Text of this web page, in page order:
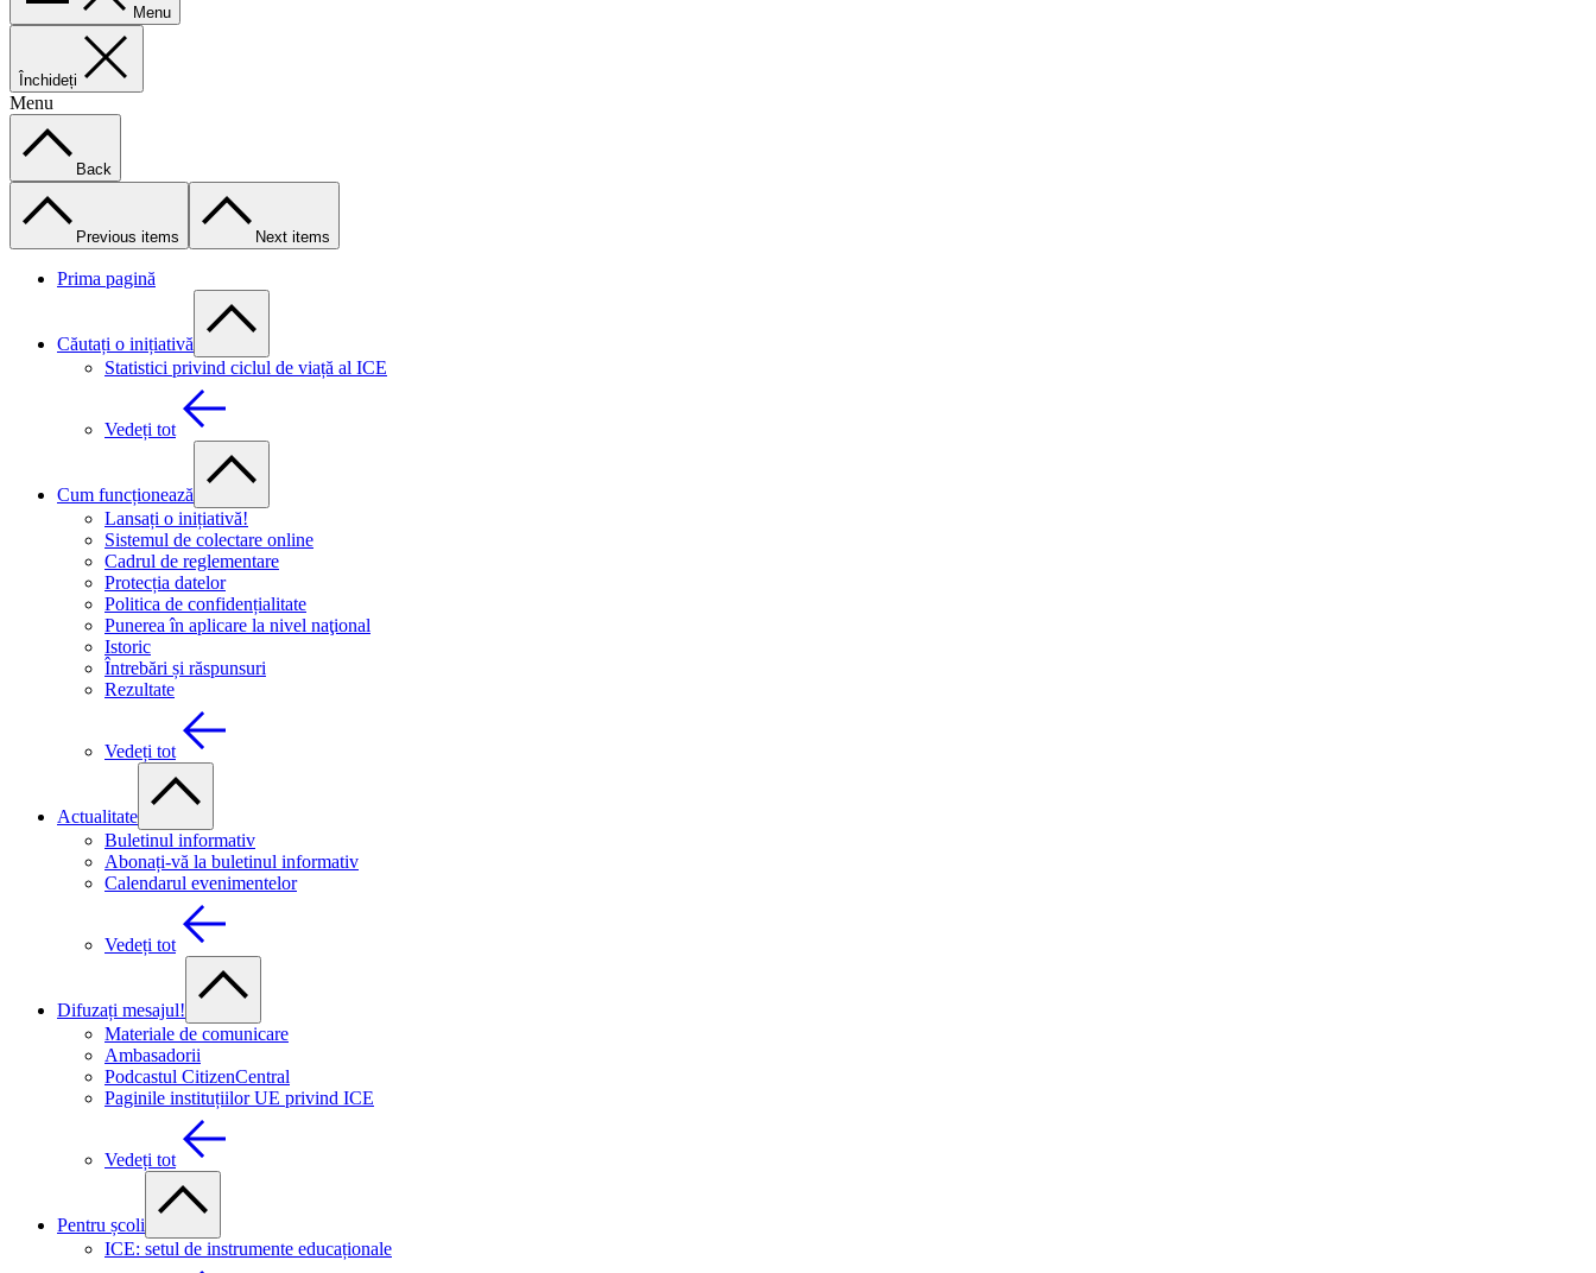
Menu
Închideți
Menu
Back
Previous items Next items
Prima pagină
Căutați o inițiativă
Statistici privind ciclul de viață al ICE
Vedeți tot
Cum funcționează
Lansați o inițiativă!
Sistemul de colectare online
Cadrul de reglementare
Protecția datelor
Politica de confidențialitate
Punerea în aplicare la nivel naţional
Istoric
Întrebări și răspunsuri
Rezultate
Vedeți tot
Actualitate
Buletinul informativ
Abonați-vă la buletinul informativ
Calendarul evenimentelor
Vedeți tot
Difuzați mesajul!
Materiale de comunicare
Ambasadorii
Podcastul CitizenCentral
Paginile instituțiilor UE privind ICE
Vedeți tot
Pentru școli
ICE: setul de instrumente educaționale